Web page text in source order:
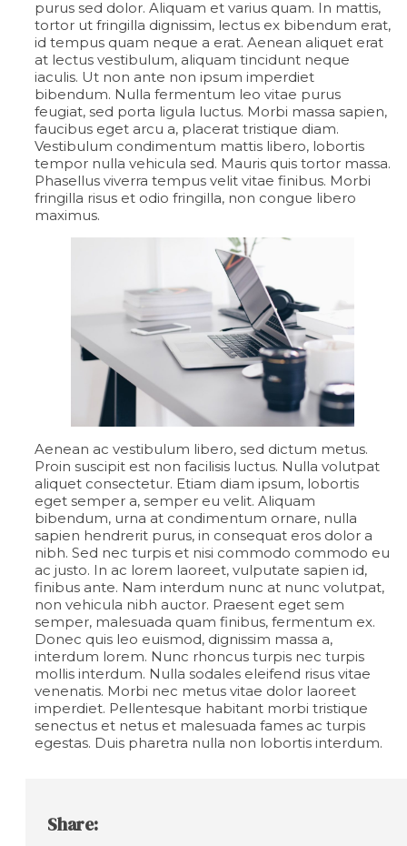
purus sed dolor. Aliquam et varius quam. In mattis,
tortor ut fringilla dignissim, lectus ex bibendum erat,
id tempus quam neque a erat. Aenean aliquet erat
at lectus vestibulum, aliquam tincidunt neque
iaculis. Ut non ante non ipsum imperdiet
bibendum. Nulla fermentum leo vitae purus
feugiat, sed porta ligula luctus. Morbi massa sapien,
faucibus eget arcu a, placerat tristique diam.
Vestibulum condimentum mattis libero, lobortis
tempor nulla vehicula sed. Mauris quis tortor massa.
Phasellus viverra tempus velit vitae finibus. Morbi
fringilla risus et odio fringilla, non congue libero
maximus.
Aenean ac vestibulum libero, sed dictum metus.
Proin suscipit est non facilisis luctus. Nulla volutpat
aliquet consectetur. Etiam diam ipsum, lobortis
eget semper a, semper eu velit. Aliquam
bibendum, urna at condimentum ornare, nulla
sapien hendrerit purus, in consequat eros dolor a
nibh. Sed nec turpis et nisi commodo commodo eu
ac justo. In ac lorem laoreet, vulputate sapien id,
finibus ante. Nam interdum nunc at nunc volutpat,
non vehicula nibh auctor. Praesent eget sem
semper, malesuada quam finibus, fermentum ex.
Donec quis leo euismod, dignissim massa a,
interdum lorem. Nunc rhoncus turpis nec turpis
mollis interdum. Nulla sodales eleifend risus vitae
venenatis. Morbi nec metus vitae dolor laoreet
imperdiet. Pellentesque habitant morbi tristique
senectus et netus et malesuada fames ac turpis
egestas. Duis pharetra nulla non lobortis interdum.
Share: